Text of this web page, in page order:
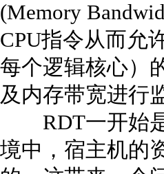
(Memory
CPU指令从而允
每个逻辑核心）
及内存带宽进行
RDT一开始是
境中，宿主机的